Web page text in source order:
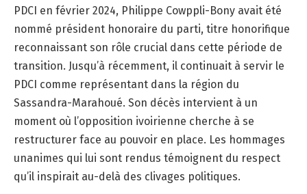
PDCI en février 2024, Philippe Cowppli-Bony avait été
nommé président honoraire du parti, titre honorifique
reconnaissant son rôle crucial dans cette période de
transition. Jusqu’à récemment, il continuait à servir le
PDCI comme représentant dans la région du
Sassandra-Marahoué. Son décès intervient à un
moment où l’opposition ivoirienne cherche à se
restructurer face au pouvoir en place. Les hommages
unanimes qui lui sont rendus témoignent du respect
qu’il inspirait au-delà des clivages politiques.